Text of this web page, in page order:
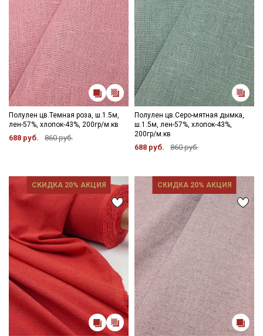
Полулен цв.Темная роза, ш.1.5м,
лен-57%, хлопок-43%, 200гр/м.кв
688 руб. 860 руб.
Полулен цв.Серо-мятная дымка,
ш.1.5м, лен-57%, хлопок-43%,
200гр/м.кв
688 руб. 860 руб.
СКИДКА 20% АКЦИЯ СКИДКА 20% АКЦИЯ